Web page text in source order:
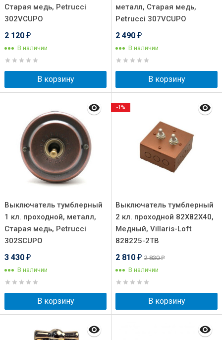
Старая медь, Petrucci
302VCUPO
2 120 ₽
В наличии
В корзину
металл, Старая медь,
Petrucci 307VCUPO
2 490 ₽
В наличии
В корзину
Выключатель тумблерный
1 кл. проходной, металл,
Старая медь, Petrucci
302SCUPO
3 430 ₽
В наличии
В корзину
Выключатель тумблерный
2 кл. проходной 82X82X40,
Медный, Villaris-Loft
828225-2ТВ
2 810 ₽ 2 830₽
В наличии
В корзину
-1%